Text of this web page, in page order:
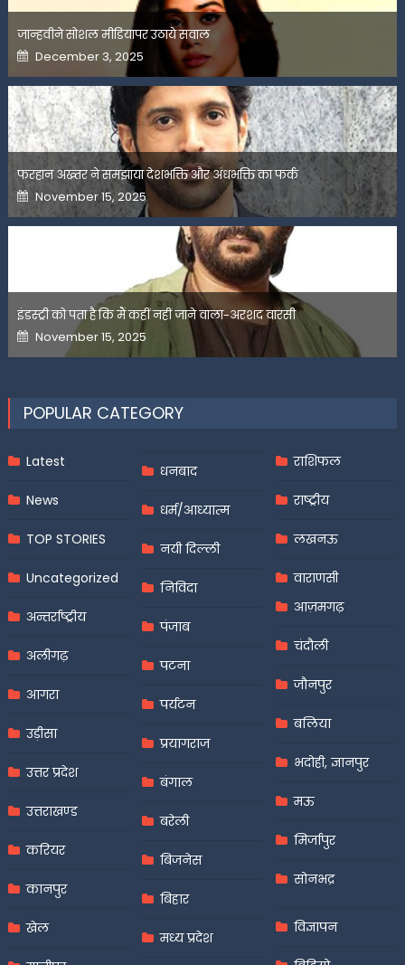
जान्हवीने सोशल मीडियापर उठाये सवाल
Posted
on
December 3, 2025
फरहान अख्तर ने समझाया देशभक्ति और अंधभक्ति का फर्क
Posted
on
November 15, 2025
इंडस्ट्री को पता है कि मैं कहीं नहीं जाने वाला-अरशद वारसी
Posted
on
November 15, 2025
POPULAR CATEGORY
Latest
News
TOP STORIES
Uncategorized
अन्तर्राष्ट्रीय
अलीगढ़
आगरा
उड़ीसा
उत्तर प्रदेश
उत्तराखण्ड
करियर
कानपुर
खेल
धनबाद
धर्म/आध्यात्म
नयी दिल्ली
निविदा
पंजाब
पटना
पर्यटन
प्रयागराज
बंगाल
बरेली
बिजनेस
बिहार
मध्य प्रदेश
राशिफल
राष्ट्रीय
लखनऊ
वाराणसी
आज़मगढ़
चंदौली
जौनपुर
बलिया
भदोही, ज्ञानपुर
मऊ
मिर्जापुर
सोनभद्र
विज्ञापन